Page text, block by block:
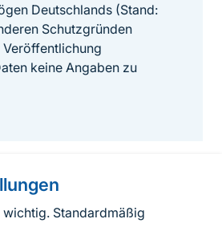
Standardmäßig
Deutschlands (Stand:
Schutzgründen
keine Angaben zu
Seite